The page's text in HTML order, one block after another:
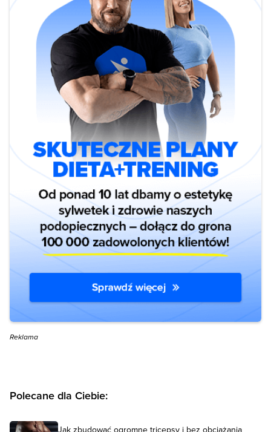
circulating cortisol levels: the intensity threshold effect “ J
Endocrinol Invest. 2008 Jul;31(7):587-91.
https://www.ncbi.nlm.nih.gov/pubmed/18787373 Mikkola J, Rusko H,
Izquierdo M, Gorostiaga EM, Häkkinen K. “Neuromuscular and
Cardiovascular Adaptations During Concurrent Strength and
Endurance Training in Untrained Men.” Int J Sports Med. 2012 Jun
15. [Epub ahead of print] Szivak TK, Hooper DR, Kupchak BK,
Apicella JM, Saenz C, Maresh CM, Denegar CR, Kraemer WJ.
“Adrenal Cortical Responses to High Intensity, Short Rest,
Resistance Exercise in Men and Women.” J Strength Cond Res.
2012 May 3. Hamid Arazi1, Hassan Faraji2, Mahdi Ghahremani
Moghadam1 and Ali Samadi3 “Effects of concurrent exercise
protocols on strength, aerobic power, flexibility and body
composition”
Reklama
Polecane dla Ciebie:
Jak zbudować ogromne tricepsy i bez obciążania